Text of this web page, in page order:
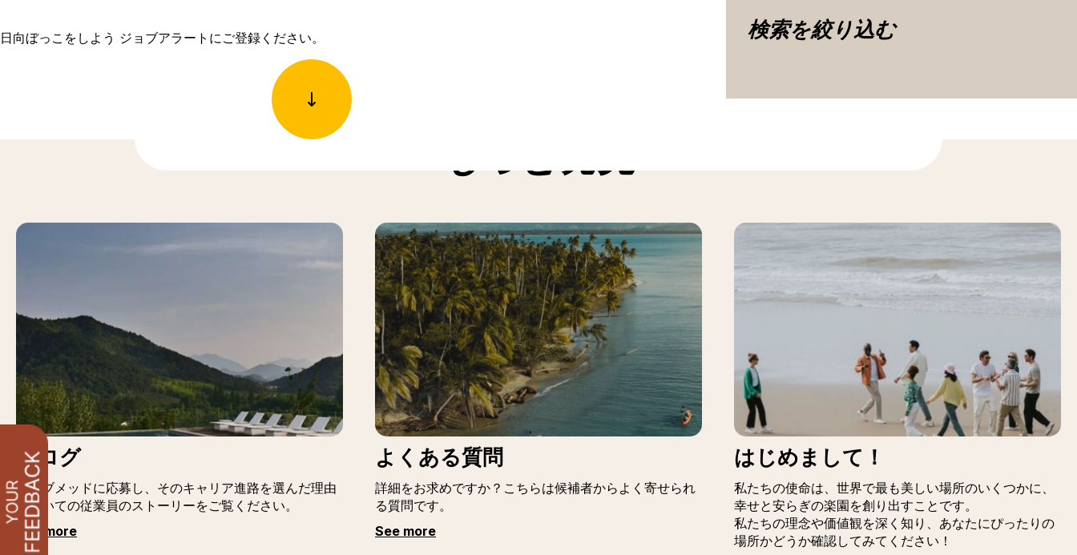
日向ぼっこをしよう ジョブアラートにご登録ください。 検索を絞り込む
もっと発見
ブログ
クラブメッドに応募し、そのキャリア進路を選んだ理由
についての従業員のストーリーをご覧ください。
See more
よくある質問
詳細をお求めですか？こちらは候補者からよく寄せられ
る質問です。
See more
はじめまして！
私たちの使命は、世界で最も美しい場所のいくつかに、
幸せと安らぎの楽園を創り出すことです。
私たちの理念や価値観を深く知り、あなたにぴったりの
場所かどうか確認してみてください！